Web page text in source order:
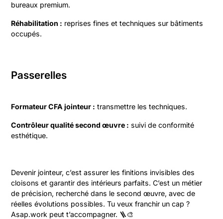
bureaux premium.
Réhabilitation : reprises fines et techniques sur bâtiments
occupés.
Passerelles
Formateur CFA jointeur : transmettre les techniques.
Contrôleur qualité second œuvre : suivi de conformité
esthétique.
Devenir jointeur, c’est assurer les finitions invisibles des
cloisons et garantir des intérieurs parfaits. C’est un métier
de précision, recherché dans le second œuvre, avec de
réelles évolutions possibles. Tu veux franchir un cap ?
Asap.work peut t’accompagner. 🪜🎨